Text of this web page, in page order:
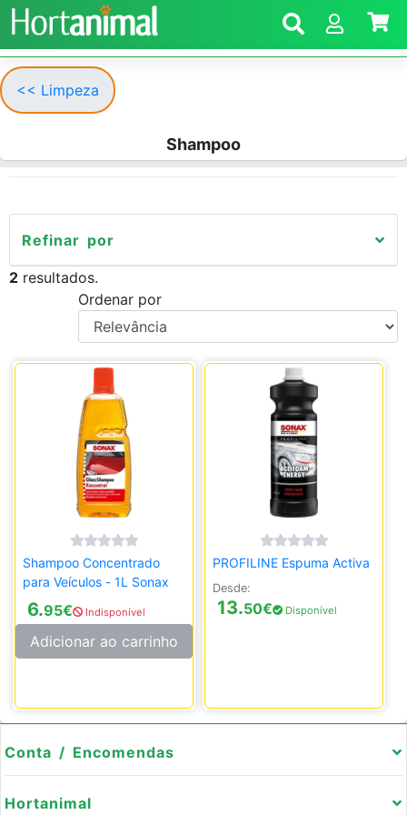
<< Limpeza
Shampoo
Refinar por
2 resultados.
Ordenar por
Shampoo Concentrado
para Veículos - 1L Sonax
6.95€ Indisponível
Adicionar ao carrinho
PROFILINE Espuma Activa
Desde:
13.50€ Disponível
Conta / Encomendas
Hortanimal